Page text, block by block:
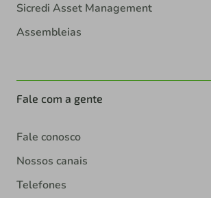
Sicredi Asset Management
Assembleias
Fale com a gente
Fale conosco
Nossos canais
Telefones